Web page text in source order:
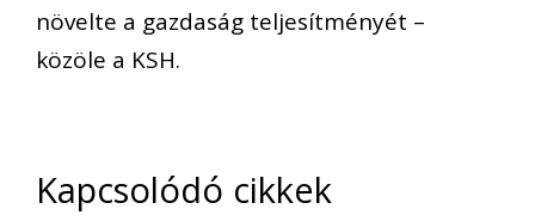
növelte a gazdaság teljesítményét –
közöle a KSH.
Kapcsolódó cikkek